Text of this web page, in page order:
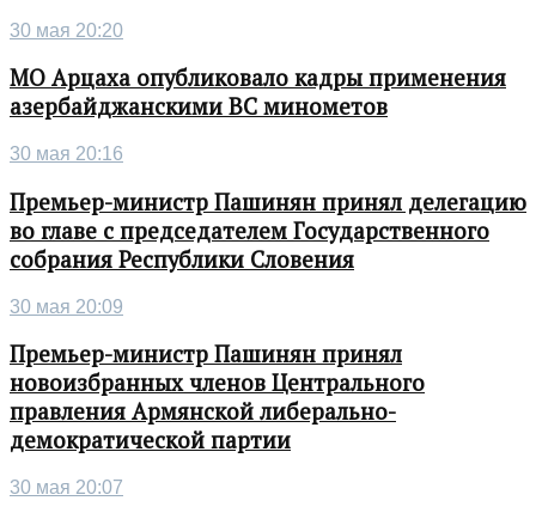
30 мая 20:20
МО Арцаха опубликовало кадры применения
азербайджанскими ВС минометов
30 мая 20:16
Премьер-министр Пашинян принял делегацию
во главе с председателем Государственного
собрания Республики Словения
30 мая 20:09
Премьер-министр Пашинян принял
новоизбранных членов Центрального
правления Армянской либерально-
демократической партии
30 мая 20:07